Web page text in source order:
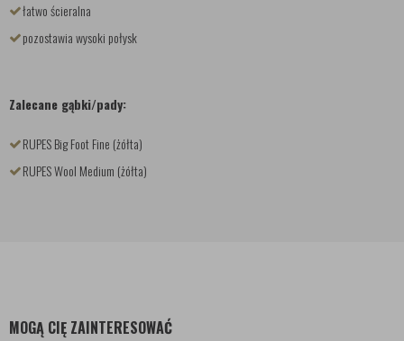
łatwo ścieralna
pozostawia wysoki połysk
Zalecane gąbki/pady:
RUPES Big Foot Fine (żółta)
RUPES Wool Medium (żółta)
MOGĄ CIĘ ZAINTERESOWAĆ